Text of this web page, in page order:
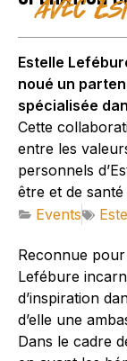
avec
Estelle
noué un
spécialisée
Cette
entre les
personnels
être et de santé
Events
Reconnue
Lefébure
d’inspiration
d’elle une
Dans le cadre